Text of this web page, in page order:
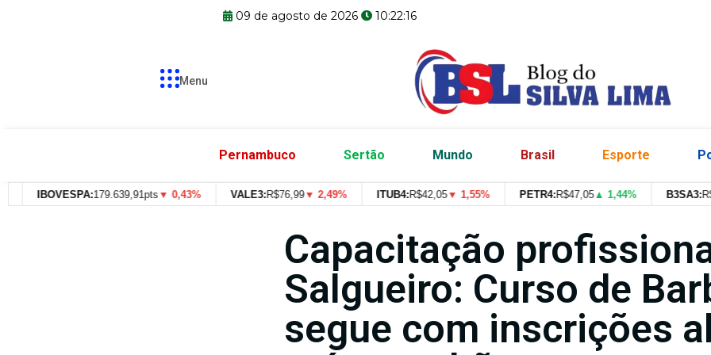
09 de agosto de 2026 10:22:17
Menu
Pernambuco Sertão Mundo Brasil Esporte
IBOVESPA:179.639,91pts▼ 0,43% VALE3:R$76,99▼ 2,49% ITUB4:R$42,05▼ 1,55% PETR4:R$47,05▲ 1,44% B3SA3:R$----
Capacitação
Salgueiro: Curso de
segue com inscrições